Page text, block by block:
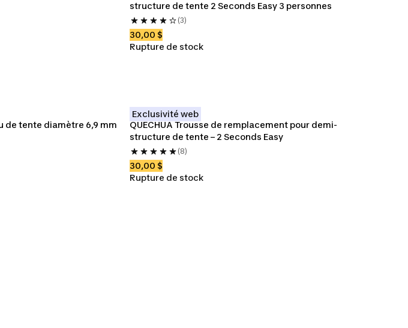
structure de tente 2 Seconds Easy 3 personnes
(3)
30,00 $
Rupture de stock
de tente diamètre 6,9 mm
Exclusivité web
QUECHUA Trousse de remplacement pour demi-
structure de tente – 2 Seconds Easy
(8)
30,00 $
Rupture de stock